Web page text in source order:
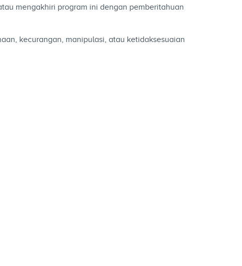
mengakhiri program ini dengan pemberitahuan
kecurangan, manipulasi, atau ketidaksesuaian